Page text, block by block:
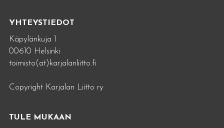
YHTEYSTIEDOT
Käpylänkuja 1
00610 Helsinki
toimisto(at)karjalanliitto.fi
Copyright Karjalan Liitto ry
TULE MUKAAN